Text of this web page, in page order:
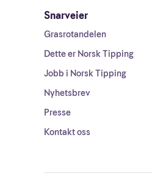
Snarveier
Grasrotandelen
Dette er Norsk Tipping
Jobb i Norsk Tipping
Nyhetsbrev
Presse
Kontakt oss